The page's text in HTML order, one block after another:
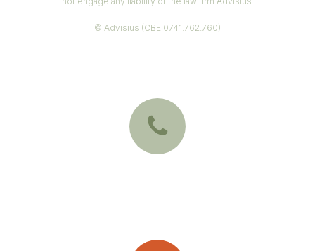
© Advisius (CBE 0741.762.760)